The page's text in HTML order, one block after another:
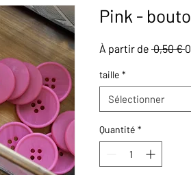
Pink -
À partir de 0,50 €
taille *
Sélectionner
Quantité *